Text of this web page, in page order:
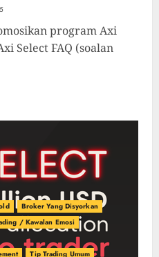
program Axi
Select FAQ (soalan
Broker Yang Disyorkan
/ Kawalan Emosi
Tip Trading Umum